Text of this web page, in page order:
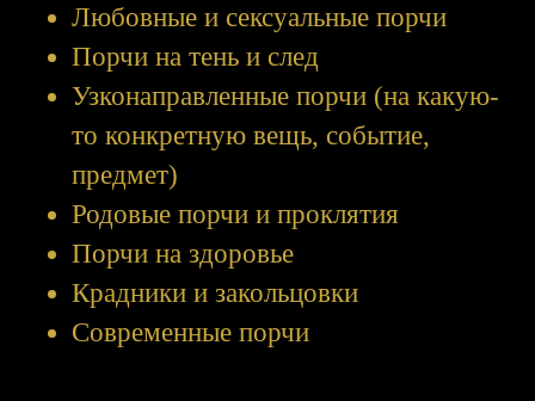
Любовные и сексуальные порчи
Порчи на тень и след
Узконаправленные порчи (на какую-
то конкретную вещь, событие,
предмет)
Родовые порчи и проклятия
Порчи на здоровье
Крадники и закольцовки
Современные порчи